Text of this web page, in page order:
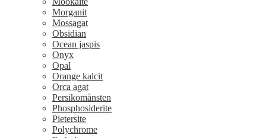
Morganit
Mossagat
Obsidian
Ocean jaspis
Onyx
Opal
Orange kalcit
Orca agat
Persikomånsten
Phosphosiderite
Pietersite
Polychrome